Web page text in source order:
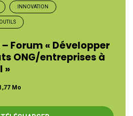
INNOVATION
OUTILS
Forum « Développer
ONG/entreprises à
»
Mo